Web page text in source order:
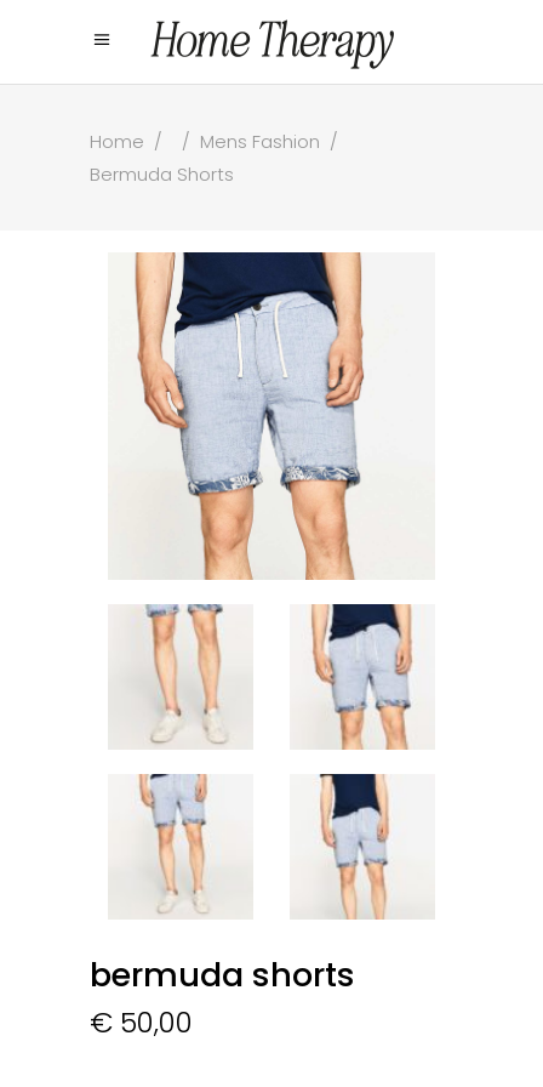
Home / / Mens Fashion /
Bermuda Shorts
bermuda shorts
€ 50,00